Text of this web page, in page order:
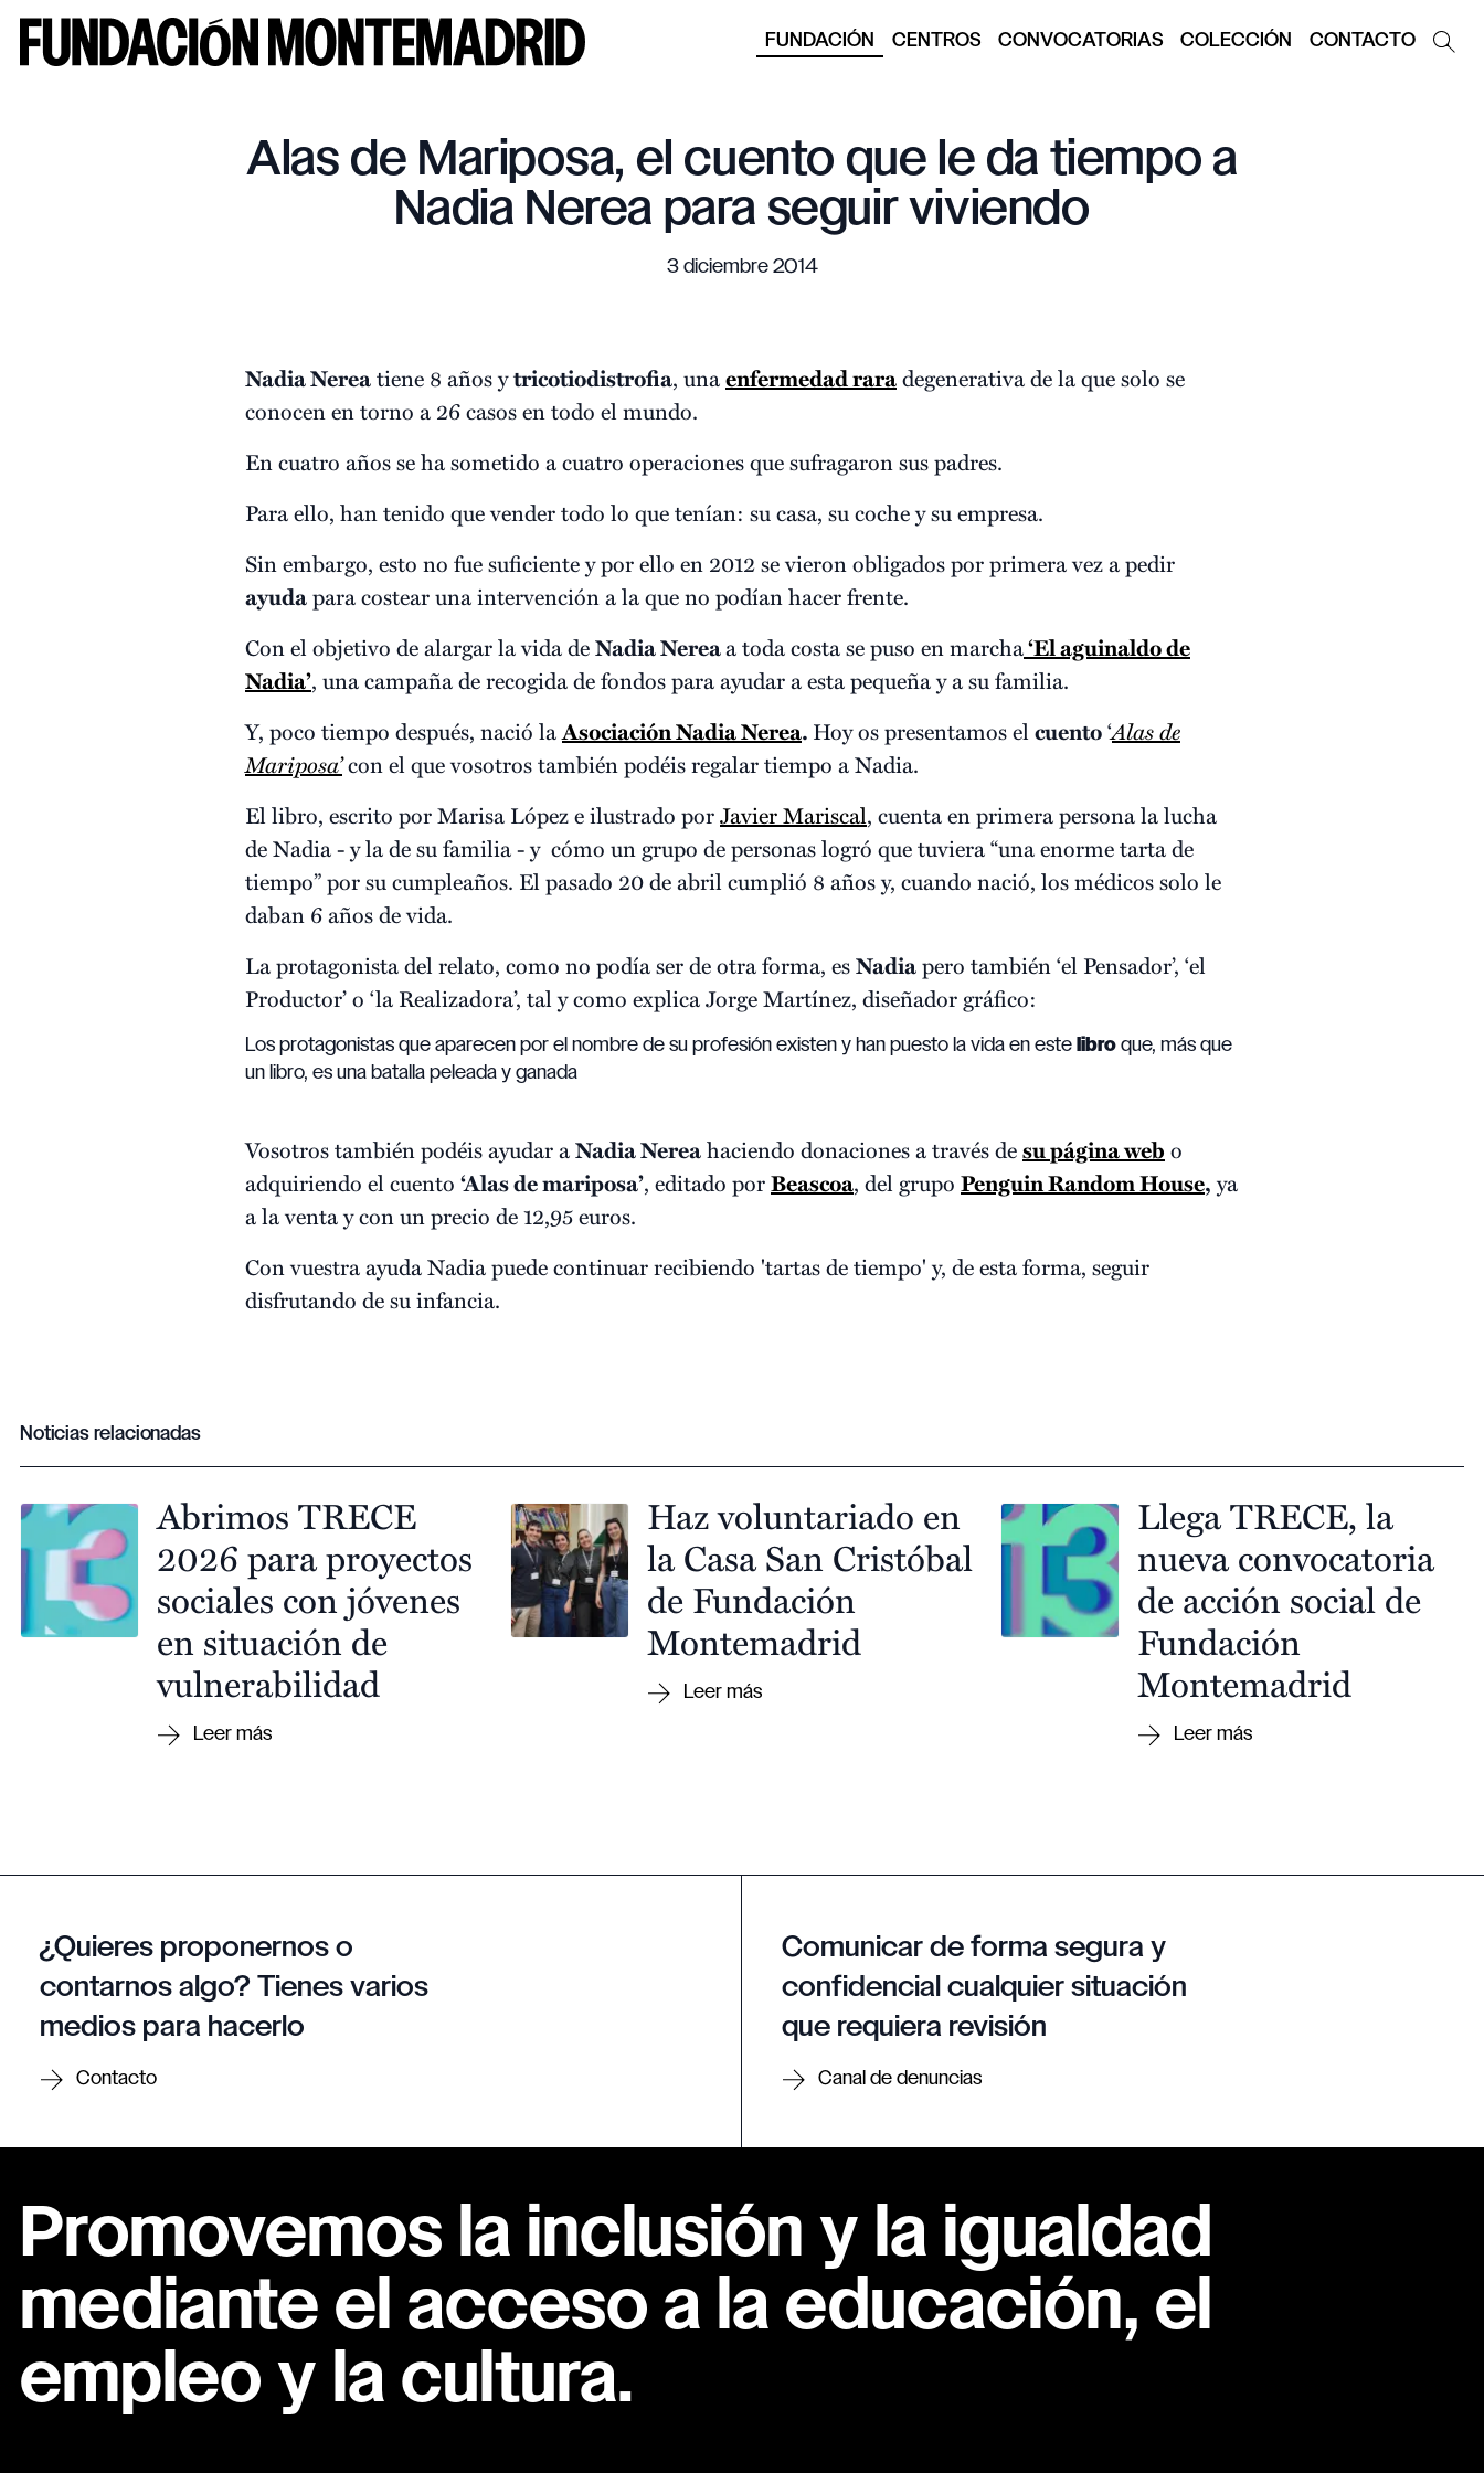
FUNDACIÓN CENTROS CONVOCATORIAS COLECCIÓN CONTACTO
Alas de Mariposa, el cuento que le da tiempo a
Nadia Nerea para seguir viviendo
3 diciembre 2014
Nadia Nereatiene 8 años ytricotiodistrofia, unaenfermedad raradegenerativa de la que solo se
conocen en torno a 26 casos en todo el mundo.
En cuatro años se ha sometido a cuatro operaciones que sufragaron sus padres.
Para ello, han tenido que vender todo lo que tenían: su casa, su coche y su empresa.
Sin embargo, esto no fue suficiente y por ello en 2012 se vieron obligados por primera vez a pedir
ayudapara costear una intervención a la que no podían hacer frente.
Con el objetivo de alargar la vida deNadia Nereaa toda costa se puso en marcha‘El aguinaldo de
Nadia’, una campaña de recogida de fondos para ayudar a esta pequeña y a su familia.
Y, poco tiempo después, nació laAsociación Nadia Nerea. Hoy os presentamos elcuento‘Alas de
Mariposa’con el que vosotros también podéis regalar tiempo a Nadia.
El libro, escrito por Marisa López e ilustrado porJavier Mariscal, cuenta en primera persona la lucha
de Nadia - y la de su familia - y cómo un grupo de personas logró que tuviera “una enorme tarta de
tiempo” por su cumpleaños. El pasado 20 de abril cumplió 8 años y, cuando nació, los médicos solo le
daban 6 años de vida.
La protagonista del relato, como no podía ser de otra forma, esNadiapero también ‘el Pensador’, ‘el
Productor’ o ‘la Realizadora’, tal y como explica Jorge Martínez, diseñador gráfico:
Los protagonistas que aparecen por el nombre de su profesión existen y han puesto la vida en este libro que, más que
un libro, es una batalla peleada y ganada
Vosotros también podéis ayudar aNadia Nereahaciendo donaciones a través desu página web o
adquiriendo el cuento ‘Alas de mariposa’, editado porBeascoa, del grupo Penguin Random House,ya
a la venta y con un precio de 12,95 euros.
Con vuestra ayuda Nadia puede continuar recibiendo 'tartas de tiempo' y, de esta forma, seguir
disfrutando de su infancia.
Noticias relacionadas
Abrimos TRECE
2026 para proyectos
sociales con jóvenes
en situación de
vulnerabilidad
Haz voluntariado en
la Casa San Cristóbal
de Fundación
Montemadrid
Llega TRECE, la
nueva convocatoria
de acción social de
Fundación
Montemadrid
¿Quieres proponernos o
contarnos algo? Tienes varios
medios para hacerlo
Contacto
Comunicar de forma segura y
confidencial cualquier situación
que requiera revisión
Canal de denuncias
Promovemos la inclusión y la igualdad
mediante el acceso a la educación, el
empleo y la cultura.